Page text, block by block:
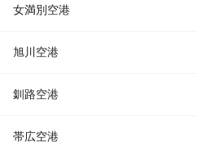
女満別空港
旭川空港
釧路空港
帯広空港